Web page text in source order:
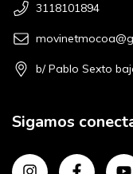
3118101894
b/ Pablo Sexto
Sigamos